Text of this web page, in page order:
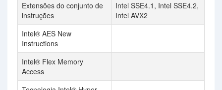
Extensões do conjunto de
instruções
Intel SSE4.1, Intel SSE4.2,
Intel AVX2
Intel® AES New
Instructions
Intel® Flex Memory
Access